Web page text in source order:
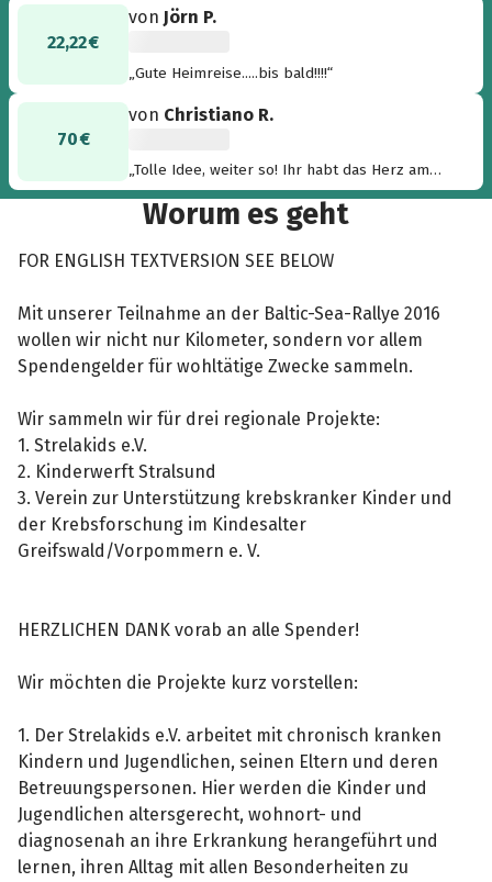
22,22 €
von Jörn P.
„Gute Heimreise.....bis bald!!!!“
70 €
von Christiano R.
„Tolle Idee, weiter so! Ihr habt das Herz am
richtigem Fleck.“
Worum es geht
FOR ENGLISH TEXTVERSION SEE BELOW
Mit unserer Teilnahme an der Baltic-Sea-Rallye 2016
wollen wir nicht nur Kilometer, sondern vor allem
Spendengelder für wohltätige Zwecke sammeln.
Wir sammeln wir für drei regionale Projekte:
1. Strelakids e.V.
2. Kinderwerft Stralsund
3. Verein zur Unterstützung krebskranker Kinder und
der Krebsforschung im Kindesalter
Greifswald/Vorpommern e. V.
HERZLICHEN DANK vorab an alle Spender!
Wir möchten die Projekte kurz vorstellen:
1. Der Strelakids e.V. arbeitet mit chronisch kranken
Kindern und Jugendlichen, seinen Eltern und deren
Betreuungspersonen. Hier werden die Kinder und
Jugendlichen altersgerecht, wohnort- und
diagnosenah an ihre Erkrankung herangeführt und
lernen, ihren Alltag mit allen Besonderheiten zu